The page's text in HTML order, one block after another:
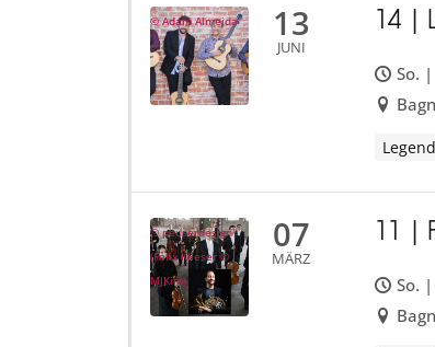
© Adam Almeida 13
JUNI
14 |
So.
© peuserdesign
(Felix Klieser ©
MJKim)
07
MÄRZ
11 |
So.